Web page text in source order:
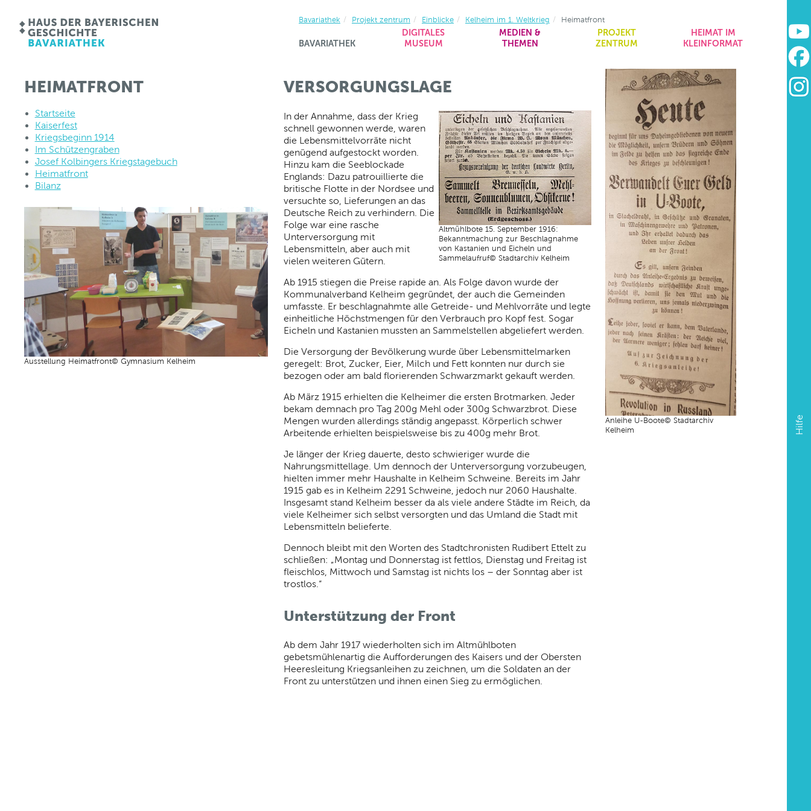
BAVARIATHEK
DIGITALES
MUSEUM
MEDIEN &
THEMEN
PROJEKT
ZENTRUM
HEIMAT IM
KLEINFORMAT
Hilfe
Bavariathek Projekt zentrum Einblicke Kelheim im 1. Weltkrieg Heimatfront
HEIMATFRONT
Startseite
Kaiserfest
Kriegsbeginn 1914
Im Schützengraben
Josef Kolbingers Kriegstagebuch
Heimatfront
Bilanz
Ausstellung Heimatfront© Gymnasium Kelheim
VERSORGUNGSLAGE
Altmühlbote 15. September 1916:
Bekanntmachung zur Beschlagnahme
von Kastanien und Eicheln und
Sammelaufruf© Stadtarchiv Kelheim
In der Annahme, dass der Krieg
schnell gewonnen werde, waren
die Lebensmittelvorräte nicht
genügend aufgestockt worden.
Hinzu kam die Seeblockade
Englands: Dazu patrouillierte die
britische Flotte in der Nordsee und
versuchte so, Lieferungen an das
Deutsche Reich zu verhindern. Die
Folge war eine rasche
Unterversorgung mit
Lebensmitteln, aber auch mit
vielen weiteren Gütern.
Ab 1915 stiegen die Preise rapide an. Als Folge davon wurde der
Kommunalverband Kelheim gegründet, der auch die Gemeinden
umfasste. Er beschlagnahmte alle Getreide- und Mehlvorräte und legte
einheitliche Höchstmengen für den Verbrauch pro Kopf fest. Sogar
Eicheln und Kastanien mussten an Sammelstellen abgeliefert werden.
Die Versorgung der Bevölkerung wurde über Lebensmittelmarken
geregelt: Brot, Zucker, Eier, Milch und Fett konnten nur durch sie
bezogen oder am bald florierenden Schwarzmarkt gekauft werden.
Ab März 1915 erhielten die Kelheimer die ersten Brotmarken. Jeder
bekam demnach pro Tag 200g Mehl oder 300g Schwarzbrot. Diese
Mengen wurden allerdings ständig angepasst. Körperlich schwer
Arbeitende erhielten beispielsweise bis zu 400g mehr Brot.
Je länger der Krieg dauerte, desto schwieriger wurde die
Nahrungsmittellage. Um dennoch der Unterversorgung vorzubeugen,
hielten immer mehr Haushalte in Kelheim Schweine. Bereits im Jahr
1915 gab es in Kelheim 2291 Schweine, jedoch nur 2060 Haushalte.
Insgesamt stand Kelheim besser da als viele andere Städte im Reich, da
viele Kelheimer sich selbst versorgten und das Umland die Stadt mit
Lebensmitteln belieferte.
Dennoch bleibt mit den Worten des Stadtchronisten Rudibert Ettelt zu
schließen: „Montag und Donnerstag ist fettlos, Dienstag und Freitag ist
fleischlos, Mittwoch und Samstag ist nichts los – der Sonntag aber ist
trostlos.“
Unterstützung der Front
Ab dem Jahr 1917 wiederholten sich im Altmühlboten
gebetsmühlenartig die Aufforderungen des Kaisers und der Obersten
Heeresleitung Kriegsanleihen zu zeichnen, um die Soldaten an der
Front zu unterstützen und ihnen einen Sieg zu ermöglichen.
Anleihe U-Boote© Stadtarchiv
Kelheim